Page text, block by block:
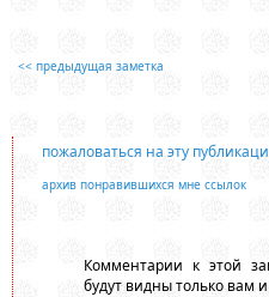
<< предыдущая заметка
пожаловаться на эту
архив понравившихся мне ссылок
Комментарии к этой
будут видны только вам